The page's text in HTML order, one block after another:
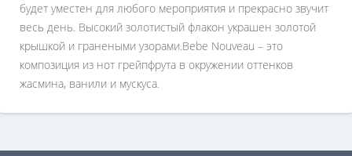
будет уместен для любого мероприятия и прекрасно звучит
весь день. Высокий золотистый флакон украшен золотой
крышкой и гранеными узорами.Bebe Nouveau – это
композиция из нот грейпфрута в окружении оттенков
жасмина, ванили и мускуса.